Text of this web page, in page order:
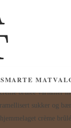
SMARTE